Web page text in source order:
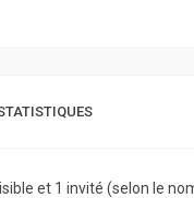
et 1 invité (selon le